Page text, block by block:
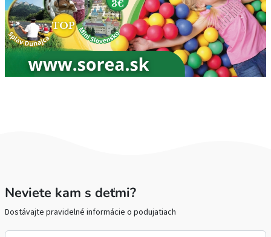
Neviete kam s deťmi?
Dostávajte pravidelné informácie o podujatiach